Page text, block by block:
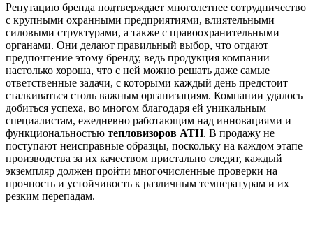
Репутацию бренда подтверждает многолетнее сотрудничество
с крупными охранными предприятиями, влиятельными
силовыми структурами, а также с правоохранительными
органами. Они делают правильный выбор, что отдают
предпочтение этому бренду, ведь продукция компании
настолько хороша, что с ней можно решать даже самые
ответственные задачи, с которыми каждый день предстоит
сталкиваться столь важным организациям. Компании удалось
добиться успеха, во многом благодаря ей уникальным
специалистам, ежедневно работающим над инновациями и
функциональностью тепловизоров АТН. В продажу не
поступают неисправные образцы, поскольку на каждом этапе
производства за их качеством пристально следят, каждый
экземпляр должен пройти многочисленные проверки на
прочность и устойчивость к различным температурам и их
резким перепадам.